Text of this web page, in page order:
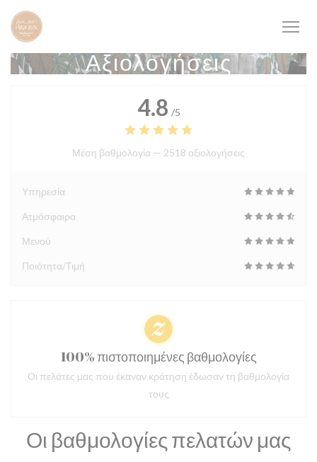
Πίνακας διαχείρισης "Μπισκότων" (Cookies)
Αξιολογήσεις
Οι βαθμολογίες πελατών μας
4.8 /5
Μέση βαθμολογία — 2518 αξιολογήσεις
Υπηρεσία
Ατμόσφαιρα
Μενού
Ποιότητα/Τιμή
100% πιστοποιημένες βαθμολογίες
Οι πελάτες μας που έκαναν κράτηση έδωσαν τη βαθμολογία
τους